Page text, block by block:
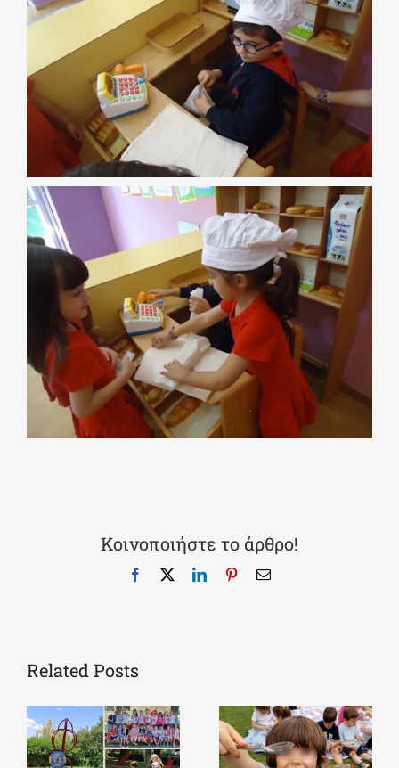
Κοινοποιήστε το άρθρο!
Facebook LinkedInPinterestEmail
Related Posts